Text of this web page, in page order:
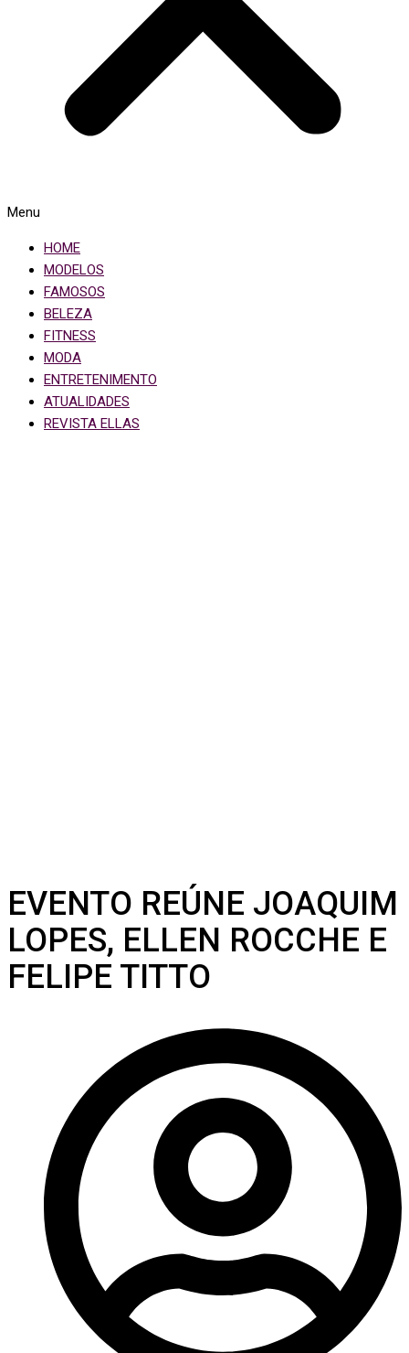
Menu
HOME
MODELOS
FAMOSOS
BELEZA
FITNESS
MODA
ENTRETENIMENTO
ATUALIDADES
REVISTA ELLAS
EVENTO REÚNE JOAQUIM
LOPES, ELLEN ROCCHE E
FELIPE TITTO